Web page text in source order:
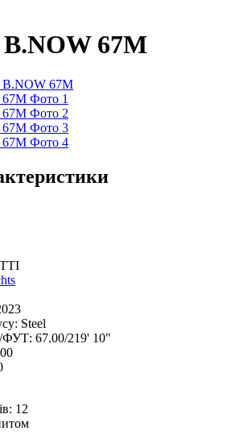
67M
Steel
67.00/219' 10"
12